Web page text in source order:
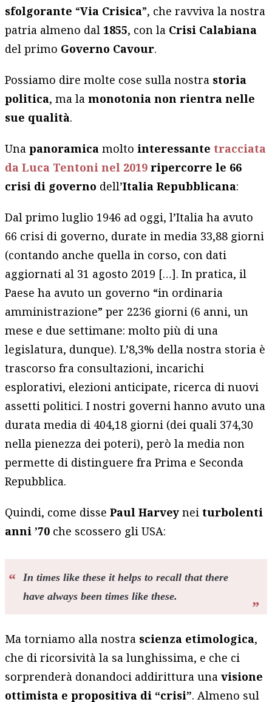
sfolgorante “Via Crisica”, che ravviva la nostra
patria almeno dal1855, con la Crisi Calabiana
del primo Governo Cavour.
Possiamo dire molte cose sulla nostra storia
politica, ma lamonotonia non rientra nelle
sue qualità.
Unapanoramica moltointeressantetracciata
da Luca Tentoni nel 2019 ripercorre le 66
crisi di governo dell’Italia Repubblicana:
Dal primo luglio 1946 ad oggi, l’Italia ha avuto
66 crisi di governo, durate in media 33,88 giorni
(contando anche quella in corso, con dati
aggiornati al 31 agosto 2019 […]. In pratica, il
Paese ha avuto un governo “in ordinaria
amministrazione” per 2236 giorni (6 anni, un
mese e due settimane: molto più di una
legislatura, dunque). L’8,3% della nostra storia è
trascorso fra consultazioni, incarichi
esplorativi, elezioni anticipate, ricerca di nuovi
assetti politici. I nostri governi hanno avuto una
durata media di 404,18 giorni (dei quali 374,30
nella pienezza dei poteri), però la media non
permette di distinguere fra Prima e Seconda
Repubblica.
Quindi, come dissePaul Harvey neiturbolenti
anni ’70 che scossero gli USA:
In times like these it helps to recall that there
have always been times like these.
Ma torniamo alla nostra scienza etimologica,
che di ricorsività la sa lunghissima, e che ci
sorprenderà donandoci addirittura unavisione
ottimista e propositiva di “crisi”. Almeno sul